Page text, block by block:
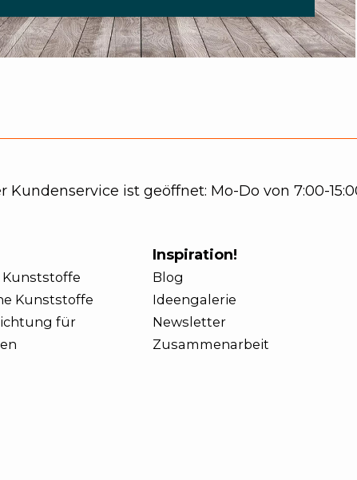
Kundenservice ist geöffnet: Mo-Do von 7:00-
Kunststoffe
Kunststoffe
für
Inspiration!
Blog
Ideengalerie
Newsletter
Zusammenarbeit